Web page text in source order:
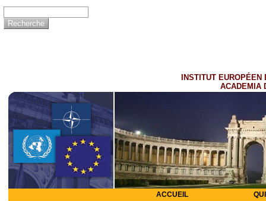
INSTITUT EUROPÉEN
ACADEMIA
ACCUEIL